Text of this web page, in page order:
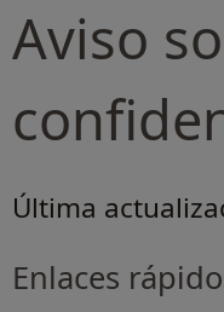
Aviso
Última
Enlaces